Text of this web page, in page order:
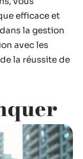
efficace et
la gestion
avec les
la réussite de